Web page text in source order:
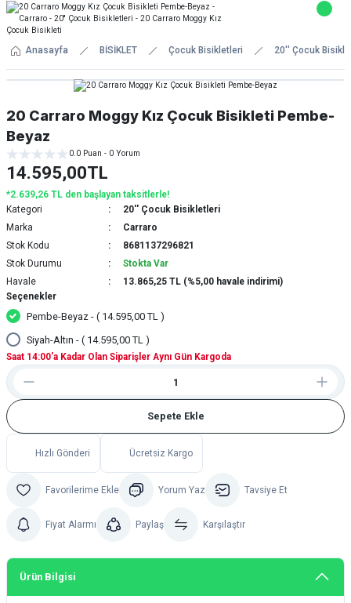
Anasayfa BİSİKLET Çocuk Bisikletleri 20'' Çocuk
20 Carraro Moggy Kız Çocuk Bisikleti Pembe-
Beyaz
0.0 Puan - 0 Yorum
14.595,00TL
*2.639,26 TL den başlayan taksitlerle!
Kategori
20'' Çocuk Bisikletleri
Marka
Carraro
Stok Kodu
8681137296821
Stok Durumu
Stokta Var
Havale
13.865,25 TL (%5,00 havale indirimi)
Saat 14:00'a Kadar Olan Siparişler Aynı Gün Kargoda
Seçenekler
Pembe-Beyaz - ( 14.595,00 TL )
Siyah-Altın - ( 14.595,00 TL )
Sepete Ekle
Hızlı Gönderi Ücretsiz Kargo
Yorum Yaz Tavsiye Et
Fiyat Alarmı Paylaş Karşılaştır
Ürün Bilgisi